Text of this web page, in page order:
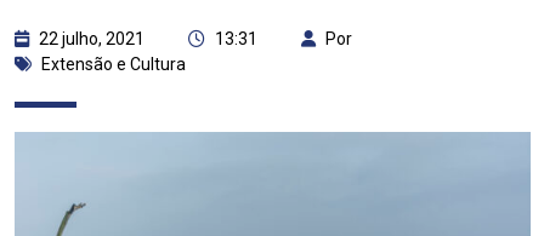
22 julho, 2021 13:31
Por
Extensão e Cultura